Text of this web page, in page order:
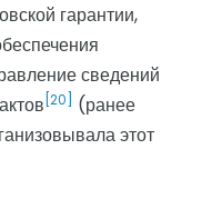
гарантии,
сведений
[20]
(ранее
этот